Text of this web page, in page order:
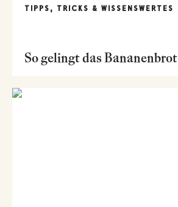
TIPPS, TRICKS & WISSENSWERTES
So gelingt das